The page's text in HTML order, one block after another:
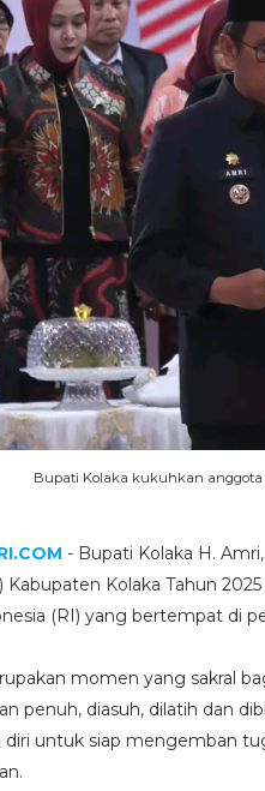
Bupati Kolaka kukuhkan
- Bupati Kolaka H.
Kabupaten Kolaka Tahun
(RI) yang bertempat di
momen yang sakral
penuh, diasuh, dilatih dan
untuk siap mengemban